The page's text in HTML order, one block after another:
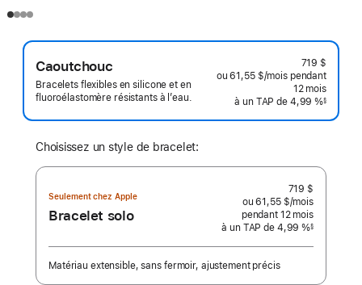
Caoutchouc
Bracelets flexibles en silicone et en
fluoroélastomère résistants à l’eau.
719 $
ou 61,55 $/mois par mois
pendant
12 mois
à un TAP de 4,99 %§
Choisissez un style de bracelet:
Seulement chez Apple
Bracelet solo
719 $
ou 61,55 $/mois
pendant 12 mois
à un TAP de 4,99 %§
Matériau extensible, sans fermoir, ajustement précis